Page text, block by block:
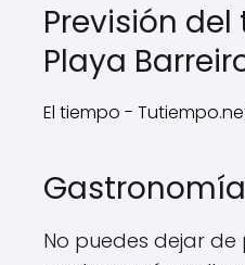
Previsión
Playa
El tiempo -
No puedes dejar